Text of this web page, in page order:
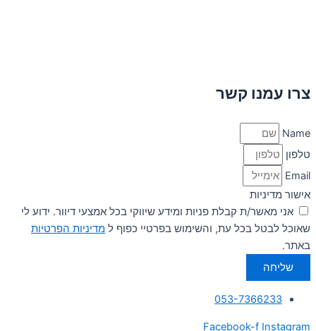
צרו עמנו קשר
Name
טלפון
Email
אישור מדיניות
אני מאשר/ת קבלת פניות ומידע שיווקי בכל אמצעי דיוור. ידוע לי
שאוכל לבטל בכל עת, והשימוש בפרטיי כפוף ל מדיניות הפרטיות
באתר.
שליחה
053-7366233
Facebook-f Instagram